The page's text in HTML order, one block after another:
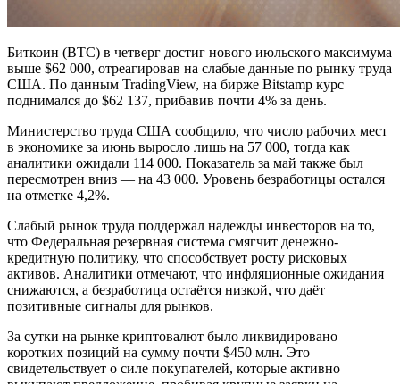
Биткоин (BTC) в четверг достиг нового июльского максимума
выше $62 000, отреагировав на слабые данные по рынку труда
США. По данным TradingView, на бирже Bitstamp курс
поднимался до $62 137, прибавив почти 4% за день.
Министерство труда США сообщило, что число рабочих мест
в экономике за июнь выросло лишь на 57 000, тогда как
аналитики ожидали 114 000. Показатель за май также был
пересмотрен вниз — на 43 000. Уровень безработицы остался
на отметке 4,2%.
Слабый рынок труда поддержал надежды инвесторов на то,
что Федеральная резервная система смягчит денежно-
кредитную политику, что способствует росту рисковых
активов. Аналитики отмечают, что инфляционные ожидания
снижаются, а безработица остаётся низкой, что даёт
позитивные сигналы для рынков.
За сутки на рынке криптовалют было ликвидировано
коротких позиций на сумму почти $450 млн. Это
свидетельствует о силе покупателей, которые активно